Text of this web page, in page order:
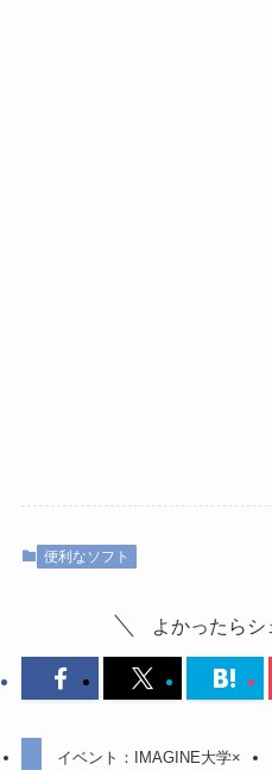
便利なソフト
よかったらシ
イベント：IMAGINE大学×